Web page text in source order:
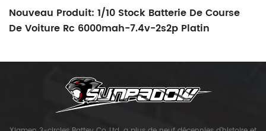
Nouveau Produit: 1/10 Stock Batterie De Course
De Voiture Rc 6000mah-7.4v-2s2p Platin